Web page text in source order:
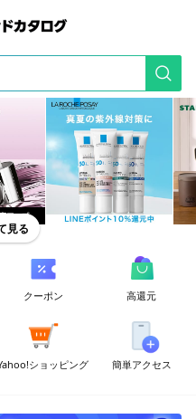
i
d
見る
クーポン 高還元
ショッピング 簡単アクセス